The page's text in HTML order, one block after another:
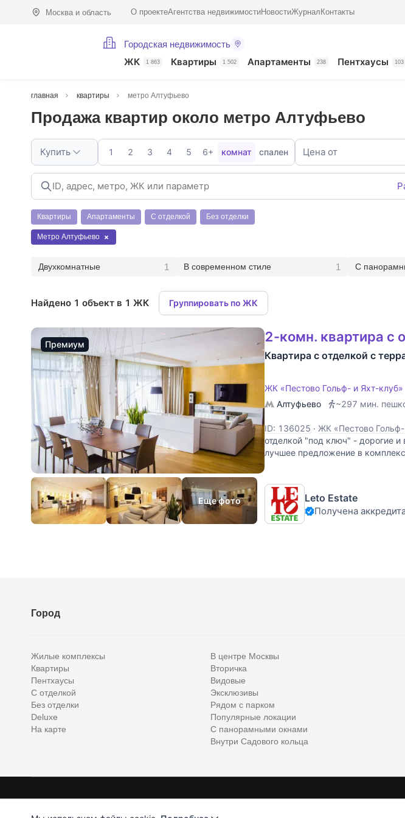
Москва и область О проектеАгентства недвижимостиНовостиЖурнал Контакты
Городская недвижимость
ЖК 1 863 Квартиры 1 502 Апартаменты 238 Пентхаусы 103
главная квартиры метро Алтуфьево
Продажа квартир около метро Алтуфьево
Купить 1 2 3 4 5 6+ комнат спален Цена от
Квартиры Апартаменты С отделкой Без отделки
Метро Алтуфьево
Двухкомнатные 1 В современном стиле 1 С
Найдено 1 объект в 1 ЖК Группировать по ЖК
Премиум
Еще фото
2-комн. квартира с
Квартира с отделкой с
ЖК «Пестово Гольф- и Яхт-клуб»
Алтуфьево
~297 мин.
ID: 136025 · ЖК «Пестово
отделкой "под ключ" - дорогие
лучшее предложение в
Leto Estate
Получена
Город
Жилые комплексы
Квартиры
Пентхаусы
С отделкой
Без отделки
Deluxe
На карте
В центре Москвы
Вторичка
Видовые
Эксклюзивы
Рядом с парком
Популярные локации
С панорамными окнами
Внутри Садового кольца
Хантер. Оплачивая услуги, вы принимаете
Лицензионное соглашение